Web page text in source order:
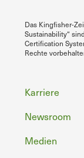
Das Kingfisher-
Sustainability“
Certification
Rechte
Fußzeile
Karriere
Newsroom
Medien